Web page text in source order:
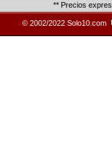
** Precios
© 2002/2022 Solo10.com